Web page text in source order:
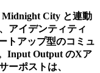
Midnight City と連動
アイデンティティ
トアップ型のコミュ
Input Output のXア
ーポストは、